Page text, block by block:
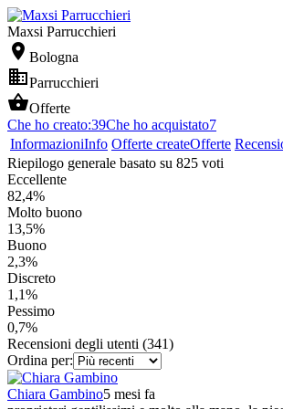
Maxsi Parrucchieri
 Bologna
Parrucchieri
Offerte
Che ho creato:39Che ho acquistato7
InformazioniInfo Offerte createOfferte
Riepilogo generale basato su 825 voti
Eccellente
82,4%
Molto buono
13,5%
Buono
2,3%
Discreto
1,1%
Pessimo
0,7%
Recensioni degli utenti (341)
Ordina per:
Chiara Gambino5 mesi fa